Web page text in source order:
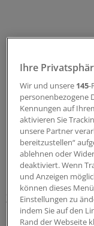
Drei
Ihre
Wir und unsere 145-
personenbezogene
Kennungen auf
aktivieren Sie
unsere Partner
bereitzustellen“
ablehnen oder
deaktiviert. Wenn
und Anzeigen
können dieses
Einstellungen zu
indem Sie auf den
Rand der Webseite